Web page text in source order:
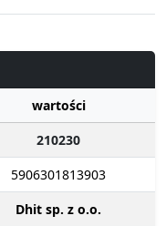
wartości
210230
5906301813903
Dhit sp. z o.o.